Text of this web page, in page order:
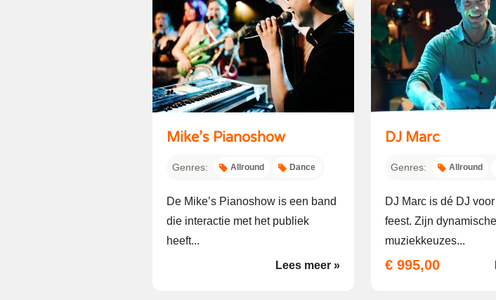
Mike’s Pianoshow
Genres: Allround Dance
De Mike’s Pianoshow is een band
die interactie met het publiek
heeft...
Lees meer »
DJ Marc
Genres: Allround
DJ Marc is dé DJ
feest. Zijn dynamische
muziekkeuzes...
€ 995,00